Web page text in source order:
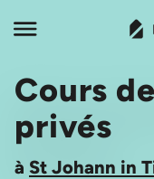
Cours
privés
à St Johann in